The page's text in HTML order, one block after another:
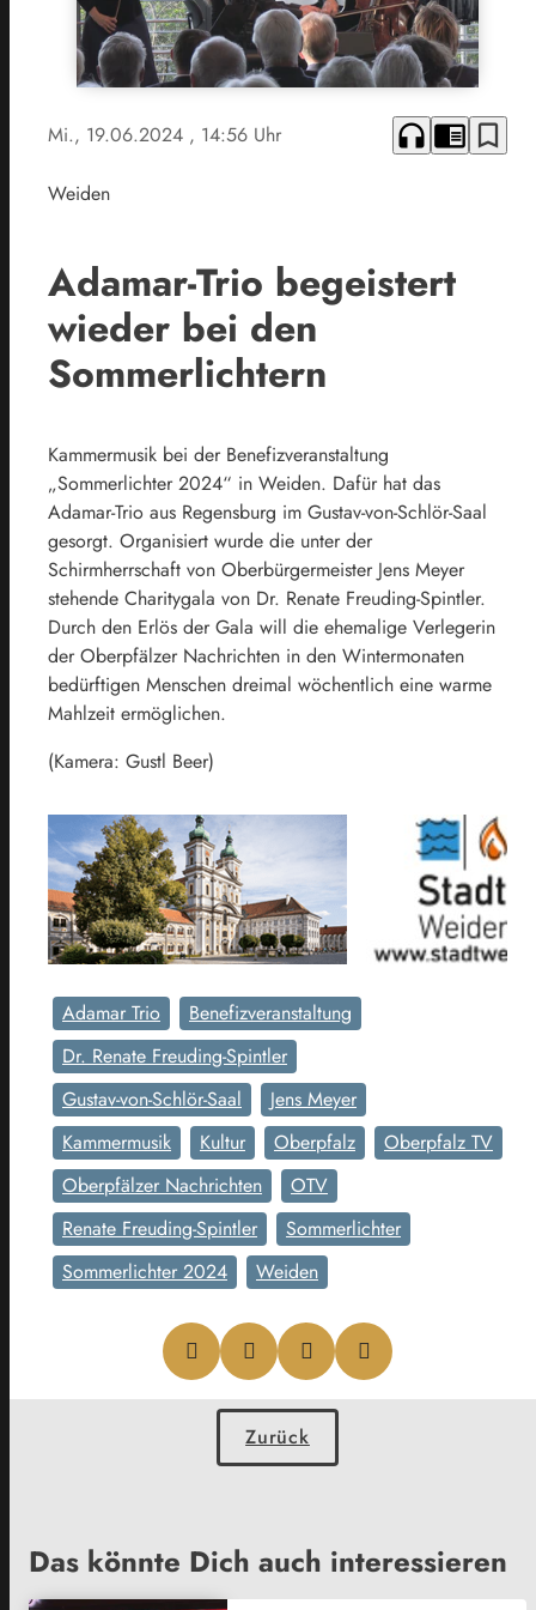
Mi., 19.06.2024 , 14:56 Uhr headphones chrome_reader_mode bookmark_border
Weiden
Adamar-Trio begeistert
wieder bei den
Sommerlichtern
Kammermusik bei der Benefizveranstaltung
„Sommerlichter 2024“ in Weiden. Dafür hat das
Adamar-Trio aus Regensburg im Gustav-von-Schlör-Saal
gesorgt. Organisiert wurde die unter der
Schirmherrschaft von Oberbürgermeister Jens Meyer
stehende Charitygala von Dr. Renate Freuding-Spintler.
Durch den Erlös der Gala will die ehemalige Verlegerin
der Oberpfälzer Nachrichten in den Wintermonaten
bedürftigen Menschen dreimal wöchentlich eine warme
Mahlzeit ermöglichen.
(Kamera: Gustl Beer)
Adamar Trio
Benefizveranstaltung
Dr. Renate Freuding-Spintler
Gustav-von-Schlör-Saal
Jens Meyer
Kammermusik
Kultur Oberpfalz
Oberpfalz TV
Oberpfälzer Nachrichten
OTV
Renate Freuding-Spintler
Sommerlichter
Sommerlichter 2024
Weiden
Zurück
Das könnte Dich auch interessieren